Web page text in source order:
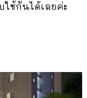
ช้กันได้เลยค่ะ